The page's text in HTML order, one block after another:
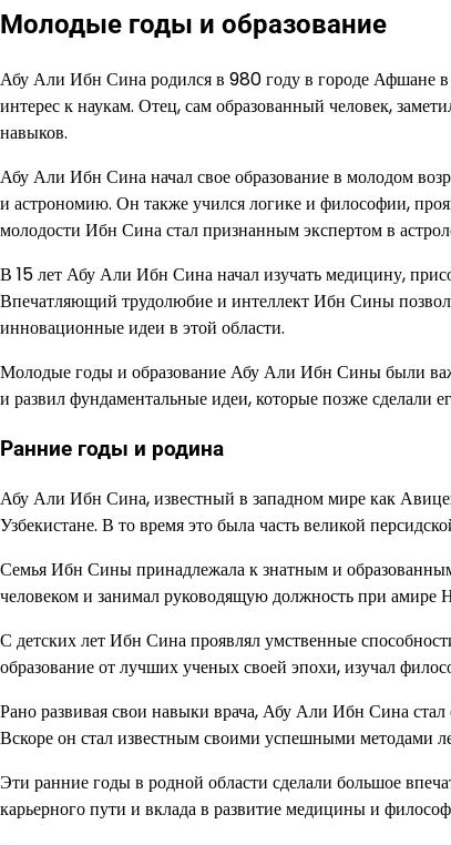
Молодые годы и образование
Абу Али Ибн Сина родился в 980 году в городе Афшане
интерес к наукам. Отец, сам образованный человек,
навыков.
Абу Али Ибн Сина начал свое образование в молодом
и астрономию. Он также учился логике и философии,
молодости Ибн Сина стал признанным экспертом в
В 15 лет Абу Али Ибн Сина начал изучать медицину,
Впечатляющий трудолюбие и интеллект Ибн Сины
инновационные идеи в этой области.
Молодые годы и образование Абу Али Ибн Сины были
и развил фундаментальные идеи, которые позже сделали
Ранние годы и родина
Абу Али Ибн Сина, известный в западном мире как
Узбекистане. В то время это была часть великой
Семья Ибн Сины принадлежала к знатным и
человеком и занимал руководящую должность при амире
С детских лет Ибн Сина проявлял умственные
образование от лучших ученых своей эпохи, изучал
Рано развивая свои навыки врача, Абу Али Ибн Сина
Вскоре он стал известным своими успешными методами
Эти ранние годы в родной области сделали большое
карьерного пути и вклада в развитие медицины и